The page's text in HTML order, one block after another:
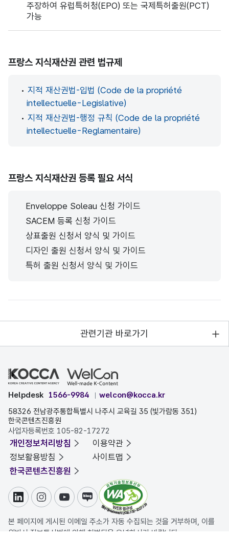
주장하여 유럽특허청(EPO) 또는 국제특허출원(PCT)
가능
프랑스 지식재산권 관련 법규제
• 지적 재산권법-입법 (Code de la propriété
intellectuelle-Legislative)
• 지적 재산권법-행정 규칙 (Code de la propriété
intellectuelle-Reglamentaire)
프랑스 지식재산권 등록 필요 서식
Enveloppe Soleau 신청 가이드
SACEM 등록 신청 가이드
상표출원 신청서 양식 및 가이드
디자인 출원 신청서 양식 및 가이드
특허 출원 신청서 양식 및 가이드
관련기관 바로가기
Helpdesk 1566-9984
welcon@kocca.kr
58326 전남광주통합특별시 나주시 교육길 35 (빛가람동 351)
한국콘텐츠진흥원
사업자등록번호 105-82-17272
개인정보처리방침
이용약관
정보활용방침
사이트맵
한국콘텐츠진흥원
링크드인인스타그램
유튜브블로그
본 페이지에 게시된 이메일 주소가 자동 수집되는 것을 거부하며, 이를
위반시 정보통신법에 의해 처벌됨을 유념하시기 바랍니다.